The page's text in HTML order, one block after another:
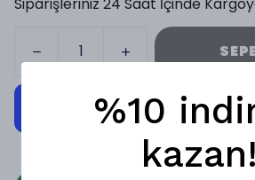
%10
kazan!